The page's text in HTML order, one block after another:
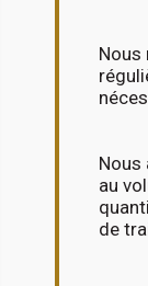
Nous
Nous
au
de